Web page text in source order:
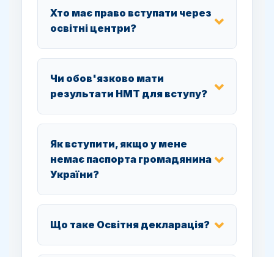
Хто має право вступати через
освітні центри?
Чи обов'язково мати
результати НМТ для вступу?
Як вступити, якщо у мене
немає паспорта громадянина
України?
Що таке Освітня декларація?